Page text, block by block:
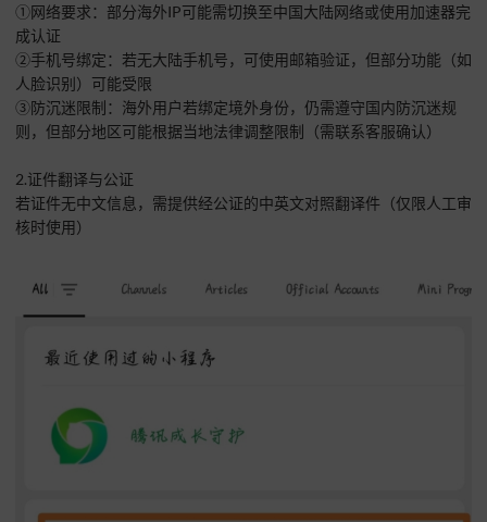
①网络要求：部分海外IP可能需切换至中国大陆网络或使用加速器完
成认证
②手机号绑定：若无大陆手机号，可使用邮箱验证，但部分功能（如
人脸识别）可能受限
③防沉迷限制：海外用户若绑定境外身份，仍需遵守国内防沉迷规
则，但部分地区可能根据当地法律调整限制（需联系客服确认）
2.证件翻译与公证
若证件无中文信息，需提供经公证的中英文对照翻译件（仅限人工审
核时使用）